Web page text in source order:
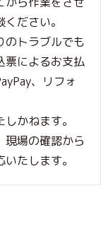
ださい。
のトラブルでも
票によるお支払
、リフォ
かねます。
現場の確認から
たします。